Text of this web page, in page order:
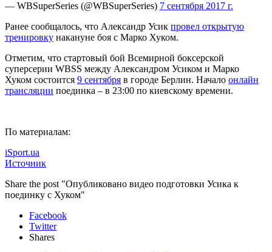
— WBSuperSeries (@WBSuperSeries) 7 сентября 2017 г.
Ранее сообщалось, что Александр Усик провел открытую
тренировку накануне боя с Марко Хуком.
Отметим, что стартовый бой Всемирной боксерской
суперсерии WBSS между Александром Усиком и Марко
Хуком состоится 9 сентября в городе Берлин. Начало онлайн
трансляции поединка – в 23:00 по киевскому времени.
По материалам:
iSport.ua
Источник
Share the post "Опубликовано видео подготовки Усика к
поединку с Хуком"
Facebook
Twitter
Shares